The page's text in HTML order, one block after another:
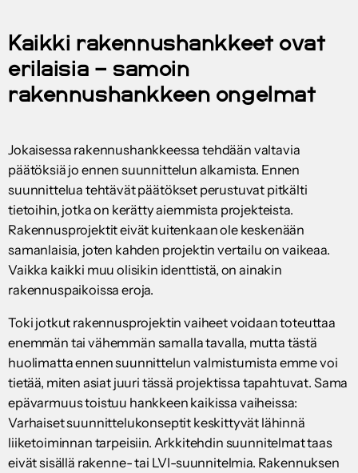
Kaikki rakennushankkeet ovat
erilaisia – samoin
rakennushankkeen ongelmat
Jokaisessa rakennushankkeessa tehdään valtavia
päätöksiä jo ennen suunnittelun alkamista. Ennen
suunnittelua tehtävät päätökset perustuvat pitkälti
tietoihin, jotka on kerätty aiemmista projekteista.
Rakennusprojektit eivät kuitenkaan ole keskenään
samanlaisia, joten kahden projektin vertailu on vaikeaa.
Vaikka kaikki muu olisikin identtistä, on ainakin
rakennuspaikoissa eroja.
Toki jotkut rakennusprojektin vaiheet voidaan toteuttaa
enemmän tai vähemmän samalla tavalla, mutta tästä
huolimatta ennen suunnittelun valmistumista emme voi
tietää, miten asiat juuri tässä projektissa tapahtuvat. Sama
epävarmuus toistuu hankkeen kaikissa vaiheissa:
Varhaiset suunnittelukonseptit keskittyvät lähinnä
liiketoiminnan tarpeisiin. Arkkitehdin suunnitelmat taas
eivät sisällä rakenne- tai LVI-suunnitelmia. Rakennuksen